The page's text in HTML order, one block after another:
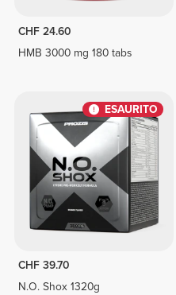
CHF 24.60
HMB 3000 mg 180 tabs
ESAURITO
CHF 39.70
N.O. Shox 1320g